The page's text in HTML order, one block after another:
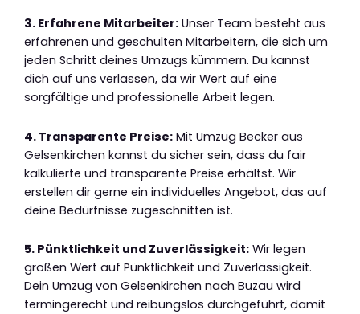
3. Erfahrene Mitarbeiter: Unser Team besteht aus
erfahrenen und geschulten Mitarbeitern, die sich um
jeden Schritt deines Umzugs kümmern. Du kannst
dich auf uns verlassen, da wir Wert auf eine
sorgfältige und professionelle Arbeit legen.
4. Transparente Preise: Mit Umzug Becker aus
Gelsenkirchen kannst du sicher sein, dass du fair
kalkulierte und transparente Preise erhältst. Wir
erstellen dir gerne ein individuelles Angebot, das auf
deine Bedürfnisse zugeschnitten ist.
5. Pünktlichkeit und Zuverlässigkeit: Wir legen
großen Wert auf Pünktlichkeit und Zuverlässigkeit.
Dein Umzug von Gelsenkirchen nach Buzau wird
termingerecht und reibungslos durchgeführt, damit